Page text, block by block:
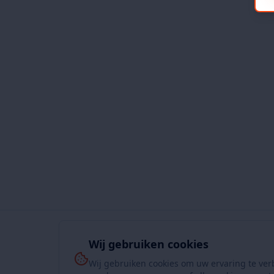
Wij gebruiken cookies
Wij gebruiken cookies om uw ervaring te